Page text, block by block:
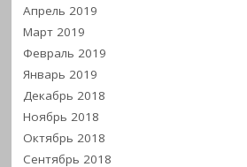
Апрель 2019
Март 2019
Февраль 2019
Январь 2019
Декабрь 2018
Ноябрь 2018
Октябрь 2018
Сентябрь 2018